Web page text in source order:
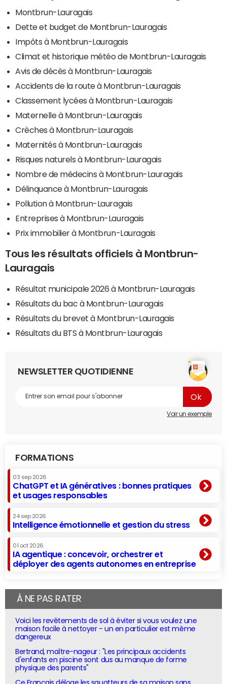
Montbrun-Lauragais
Dette et budget de Montbrun-Lauragais
Impôts à Montbrun-Lauragais
Climat et historique météo de Montbrun-Lauragais
Avis de décès à Montbrun-Lauragais
Accidents de la route à Montbrun-Lauragais
Classement lycées à Montbrun-Lauragais
Maternelle à Montbrun-Lauragais
Crèches à Montbrun-Lauragais
Maternités à Montbrun-Lauragais
Risques naturels à Montbrun-Lauragais
Nombre de médecins à Montbrun-Lauragais
Délinquance à Montbrun-Lauragais
Pollution à Montbrun-Lauragais
Entreprises à Montbrun-Lauragais
Prix immobilier à Montbrun-Lauragais
Tous les résultats officiels à Montbrun-
Lauragais
Résultat municipale 2026 à Montbrun-Lauragais
Résultats du bac à Montbrun-Lauragais
Résultats du brevet à Montbrun-Lauragais
Résultats du BTS à Montbrun-Lauragais
NEWSLETTER QUOTIDIENNE
Voir un exemple
FORMATIONS
03 sep 2026
ChatGPT et IA génératives : bonnes pratiques
et usages responsables
24 sep 2026
Intelligence émotionnelle et gestion du stress
01 oct 2026
IA agentique : concevoir, orchestrer et
déployer des agents autonomes en entreprise
À NE PAS RATER
Voici les revêtements de sol à éviter si vous voulez une
maison facile à nettoyer - un en particulier est même
dangereux
Bertrand, maître-nageur : "Les principaux accidents
d'enfants en piscine sont dus au manque de forme
physique des parents"
Ce Français déloge les squatteurs de sa maison sans